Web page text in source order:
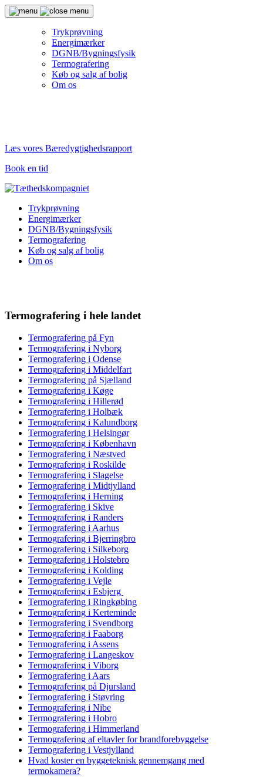
Trykprøvning
Energimærker
DGNB/Bygningsfysik
Termografering
Køb og salg af bolig
Om os
Læs vores Bæredygtighedsrapport
Book en tid
Trykprøvning
Energimærker
DGNB/Bygningsfysik
Termografering
Køb og salg af bolig
Om os
Termografering i hele landet
Termografering på Fyn
Termografering i Nyborg
Termografering i Odense
Termografering i Middelfart
Termografering på Sjælland
Termografering i Køge
Termografering i Hillerød
Termografering i Holbæk
Termografering i Kalundborg
Termografering i Helsingør
Termografering i København
Termografering i Næstved
Termografering i Roskilde
Termografering i Slagelse
Termografering i Midtjylland
Termografering i Herning
Termografering i Skive
Termografering i Randers
Termografering i Aarhus
Termografering i Bjerringbro
Termografering i Silkeborg
Termografering i Holstebro
Termografering i Kolding
Termografering i Vejle
Termografering i Esbjerg
Termografering i Ringkøbing
Termografering i Kerteminde
Termografering i Svendborg
Termografering i Faaborg
Termografering i Assens
Termografering i Langeskov
Termografering i Viborg
Termografering i Aars
Termografering på Djursland
Termografering i Støvring
Termografering i Nibe
Termografering i Hobro
Termografering i Himmerland
Termografering af eltavler for brandforebyggelse
Termografering i Vestjylland
Hvad koster en byggeteknisk gennemgang med
termokamera?